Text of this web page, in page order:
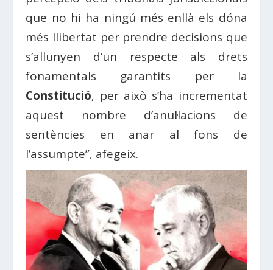
que no hi ha ningú més enllà els dóna
més llibertat per prendre decisions que
s’allunyen d’un respecte als drets
fonamentals garantits per la
Constitució, per això s’ha incrementat
aquest nombre d’anul·lacions de
sentències en anar al fons de
l’assumpte”, afegeix.